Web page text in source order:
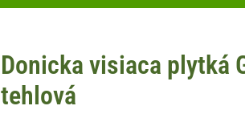
Donicka visiaca plytká
tehlová